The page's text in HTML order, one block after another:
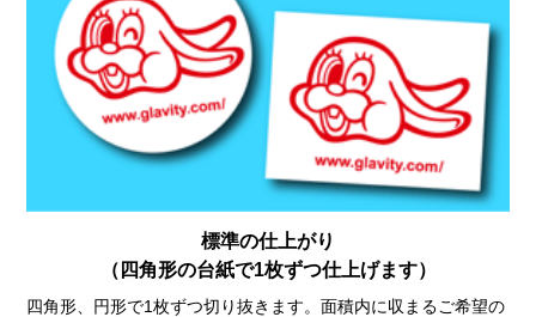
標準の仕上がり
（四角形の台紙で1枚ずつ仕上げます）
四角形、円形で1枚ずつ切り抜きます。面積内に収まるご希望の